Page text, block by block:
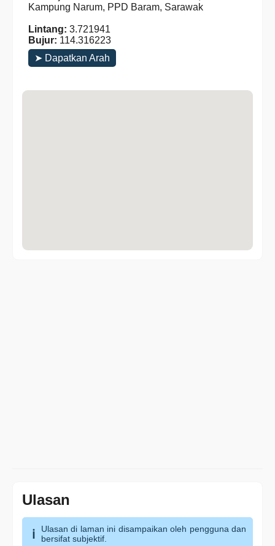
Kampung Narum, PPD Baram, Sarawak
Lintang: 3.721941
Bujur: 114.316223
➤ Dapatkan Arah
Ulasan
Ulasan di laman ini disampaikan oleh pengguna dan
bersifat subjektif.